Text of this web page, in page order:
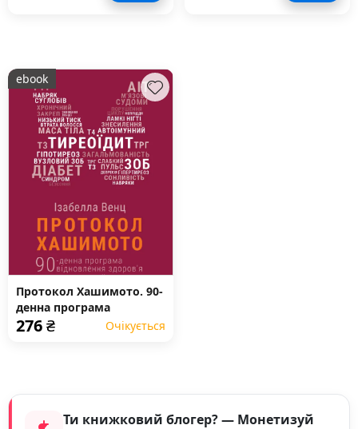
ebook
Протокол Хашимото. 90-
денна програма
відновлення здоров’я
276₴ Очікується
Ти книжковий блогер? — Монетизуй